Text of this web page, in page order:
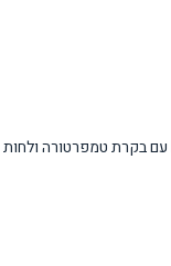
: 1 עם לחות מתכווננת + 1 FrescoZero עם בקרת טמפרטורה ולחות